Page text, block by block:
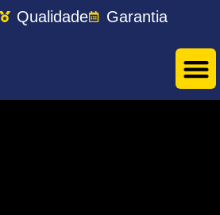
Qualidade Garantia